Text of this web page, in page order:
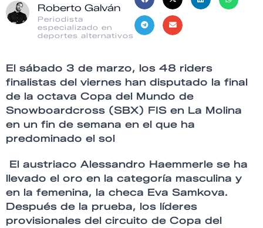
Roberto Galván
Periodista
especializado en
deportes alternativos
El sábado 3 de marzo, los 48 riders
finalistas del viernes han disputado la final
de la octava Copa del Mundo de
Snowboardcross (SBX) FIS en La Molina
en un fin de semana en el que ha
predominado el sol
El austriaco Alessandro Haemmerle se ha
llevado el oro en la categoría masculina y
en la femenina, la checa Eva Samkova.
Después de la prueba, los líderes
provisionales del circuito de Copa del